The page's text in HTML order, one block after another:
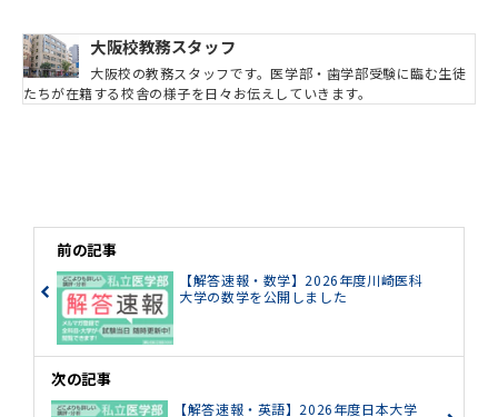
大阪校教務スタッフ
大阪校の教務スタッフです。医学部・歯学部受験に臨む生徒
たちが在籍する校舎の様子を日々お伝えしていきます。
前の記事
【解答速報・数学】2026年度川崎医科
大学の数学を公開しました
次の記事
【解答速報・英語】2026年度日本大学